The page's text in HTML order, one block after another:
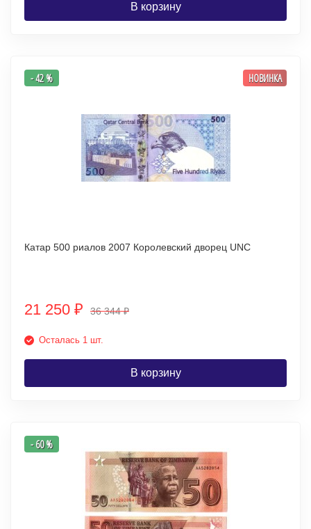
В корзину
- 42 % НОВИНКА
Катар 500 риалов 2007 Королевский дворец UNC
21 250 ₽ 36 344₽
Осталась 1 шт.
В корзину
- 60 %